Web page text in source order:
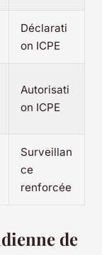
Déclarati
on ICPE
Autorisati
on ICPE
Surveillan
ce
renforcée
de